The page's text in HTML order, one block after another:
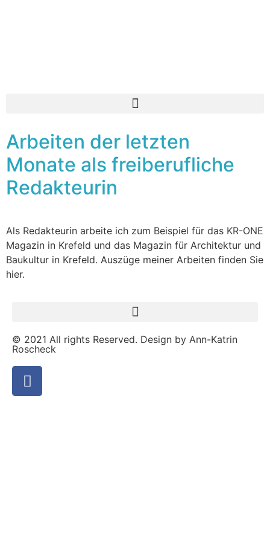
Arbeiten der letzten
Monate als freiberufliche
Redakteurin
Als Redakteurin arbeite ich zum Beispiel für das KR-ONE
Magazin in Krefeld und das Magazin für Architektur und
Baukultur in Krefeld. Auszüge meiner Arbeiten finden Sie
hier.
© 2021 All rights Reserved. Design by Ann-Katrin
Roscheck